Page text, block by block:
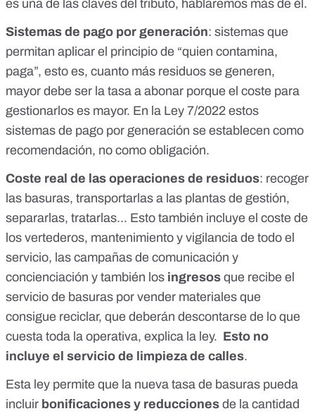
es una de las claves del tributo, hablaremos más de él.
Sistemas de pago por generación: sistemas que
permitan aplicar el principio de “quien contamina,
paga”, esto es, cuanto más residuos se generen,
mayor debe ser la tasa a abonar porque el coste para
gestionarlos es mayor. En la Ley 7/2022 estos
sistemas de pago por generación se establecen como
recomendación, no como obligación.
Coste real de las operaciones de residuos: recoger
las basuras, transportarlas a las plantas de gestión,
separarlas, tratarlas... Esto también incluye el coste de
los vertederos, mantenimiento y vigilancia de todo el
servicio, las campañas de comunicación y
concienciación y también los ingresos que recibe el
servicio de basuras por vender materiales que
consigue reciclar, que deberán descontarse de lo que
cuesta toda la operativa, explica la ley. Esto no
incluye el servicio de limpieza de calles.
Esta ley permite que la nueva tasa de basuras pueda
incluir bonificaciones y reducciones de la cantidad